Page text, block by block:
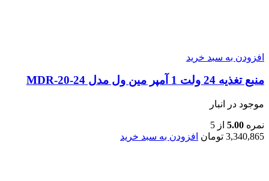
افزودن به سبد خرید
منبع تغذیه 24 ولت 1 آمپر مین ول مدل MDR-20-24
موجود در انبار
نمره 5.00 از 5
3,340,865 تومان افزودن به سبد خرید